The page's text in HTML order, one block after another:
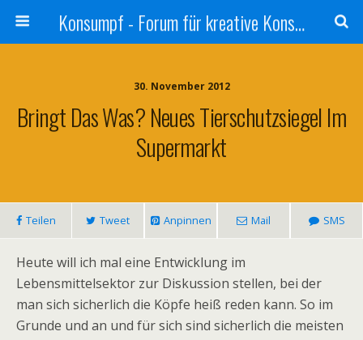
Konsumpf - Forum für kreative Konsumkritik - Culture Jamming, Nachhaltigkeit, Konzernkritik, Adbusting
30. November 2012
Bringt Das Was? Neues Tierschutzsiegel Im
Supermarkt
Teilen Tweet Anpinnen Mail SMS
Heute will ich mal eine Entwicklung im
Lebensmittelsektor zur Diskussion stellen, bei der
man sich sicherlich die Köpfe heiß reden kann. So im
Grunde und an und für sich sind sicherlich die meisten